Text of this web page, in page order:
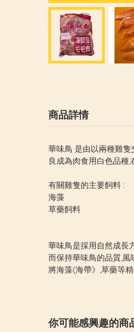
商品詳情
華味鳥 是由以兩種雞
良成為肉食用白色品種,
有關雞隻的主要飼料 :
海藻
草藥飼料
華味鳥是採用自然成長
而保持華味鳥的品質,風
將海藻(海帶》,草藥等
你可能感興趣的商